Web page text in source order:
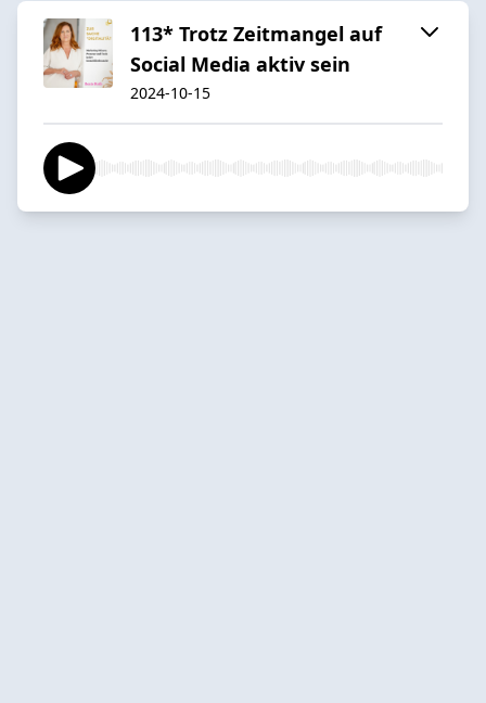
113* Trotz Zeitmangel auf
Social Media aktiv sein
2024-10-15